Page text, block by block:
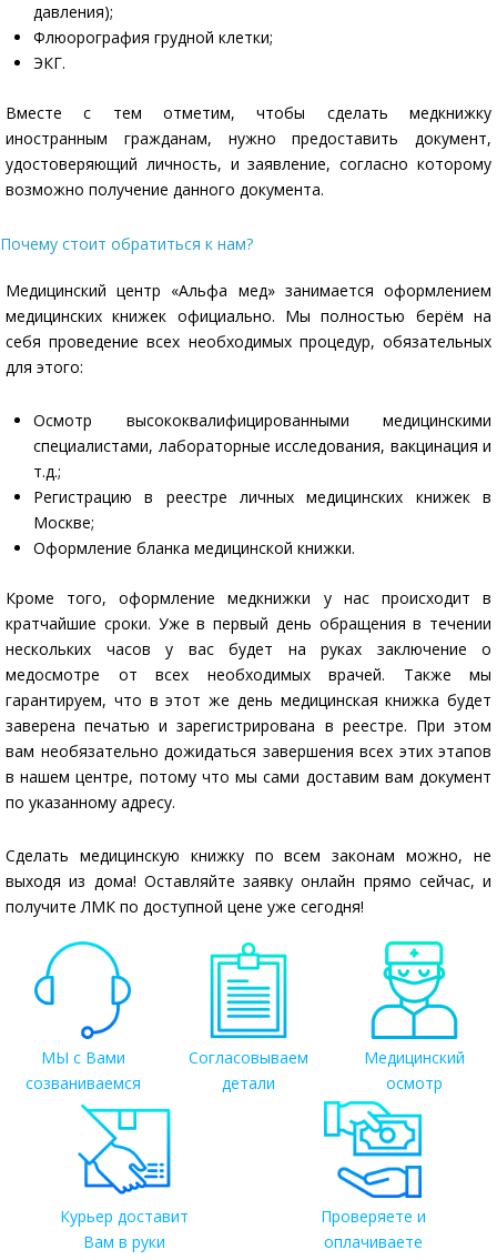
давления);
Флюорография грудной клетки;
ЭКГ.
Вместе с тем отметим, чтобы сделать медкнижку
иностранным гражданам, нужно предоставить документ,
удостоверяющий личность, и заявление, согласно которому
возможно получение данного документа.
Почему стоит обратиться к нам?
Медицинский центр «Альфа мед» занимается оформлением
медицинских книжек официально. Мы полностью берём на
себя проведение всех необходимых процедур, обязательных
для этого:
Осмотр высококвалифицированными медицинскими
специалистами, лабораторные исследования, вакцинация и
т.д.;
Регистрацию в реестре личных медицинских книжек в
Москве;
Оформление бланка медицинской книжки.
Кроме того, оформление медкнижки у нас происходит в
кратчайшие сроки. Уже в первый день обращения в течении
нескольких часов у вас будет на руках заключение о
медосмотре от всех необходимых врачей. Также мы
гарантируем, что в этот же день медицинская книжка будет
заверена печатью и зарегистрирована в реестре. При этом
вам необязательно дожидаться завершения всех этих этапов
в нашем центре, потому что мы сами доставим вам документ
по указанному адресу.
Сделать медицинскую книжку по всем законам можно, не
выходя из дома! Оставляйте заявку онлайн прямо сейчас, и
получите ЛМК по доступной цене уже сегодня!
МЫ с Вами
созваниваемся
Согласовываем
детали
Медицинский
осмотр
Курьер доставит
Вам в руки
Проверяете и
оплачиваете